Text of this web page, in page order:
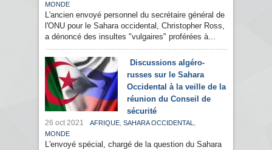
MONDE
L'ancien envoyé personnel du secrétaire général de
l'ONU pour le Sahara occidental, Christopher Ross,
a dénoncé des insultes "vulgaires" proférées à...
Discussions algéro-
russes sur le Sahara
Occidental à la veille de la
réunion du Conseil de
sécurité
26 oct 2021 AFRIQUE, SAHARA OCCIDENTAL ,
MONDE
L'envoyé spécial, chargé de la question du Sahara